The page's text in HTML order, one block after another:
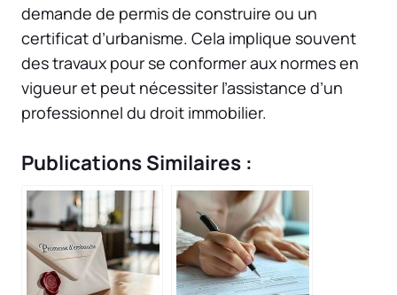
demande de permis de construire ou un
certificat d’urbanisme. Cela implique souvent
des travaux pour se conformer aux normes en
vigueur et peut nécessiter l’assistance d’un
professionnel du droit immobilier.
Publications Similaires :